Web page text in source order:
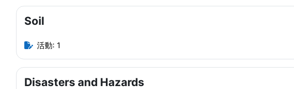
Soil
活動: 1
Disasters and Hazards